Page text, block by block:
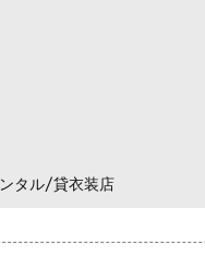
タル/貸衣装店